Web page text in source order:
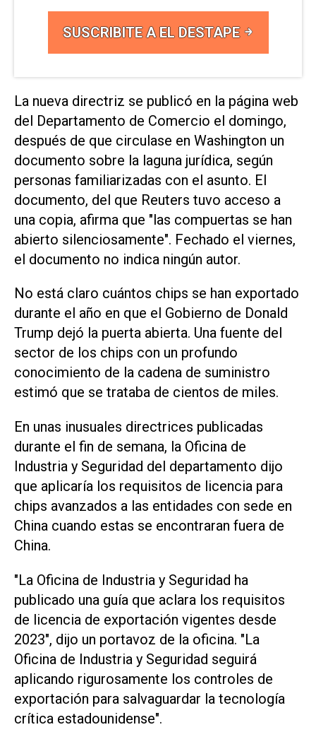
SUSCRIBITE A EL DESTAPE
La nueva directriz se publicó en la ​página web
del Departamento ⁠de Comercio el domingo,
después de que circulase en Washington un
documento sobre la laguna ‌jurídica, según
personas familiarizadas con el asunto. El
documento, del que ⁠Reuters tuvo acceso a
una copia, afirma que "las compuertas ⁠se han
abierto silenciosamente". Fechado el viernes,
el documento no indica ningún autor.
No está claro cuántos chips se han exportado
durante el año en que el Gobierno de Donald
Trump dejó ⁠la puerta abierta. Una fuente del
sector de los chips con un profundo ​
conocimiento de la cadena de suministro
estimó que se trataba de ‌cientos de miles.
En unas inusuales directrices publicadas
‌durante el fin de semana, la Oficina de
Industria y Seguridad del departamento dijo
⁠que aplicaría los requisitos de licencia para
chips avanzados a las entidades con sede en
China cuando estas se encontraran fuera de
China.
"La Oficina de Industria y Seguridad ha
publicado una guía que aclara los requisitos
de licencia de exportación vigentes desde
2023", dijo un ​portavoz de la ‌oficina. "La
Oficina de Industria y Seguridad seguirá
aplicando rigurosamente los controles de
exportación para salvaguardar la tecnología
crítica estadounidense".